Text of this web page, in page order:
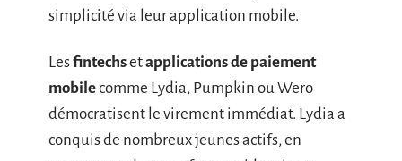
simplicité via leur application mobile.
Lesfintechsetapplications de paiement
mobilecomme Lydia, Pumpkin ou Wero
démocratisent le virement immédiat. Lydia a
conquis de nombreux jeunes actifs, en